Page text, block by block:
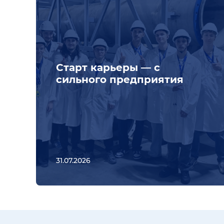
Старт карьеры — с
сильного предприятия
31.07.2026